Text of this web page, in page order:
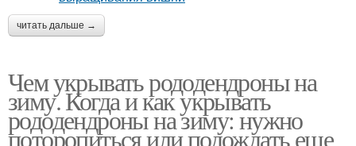
читать дальше →
Чем укрывать рододендроны на
зиму. Когда и как укрывать
рододендроны на зиму: нужно
поторопиться или подождать еще